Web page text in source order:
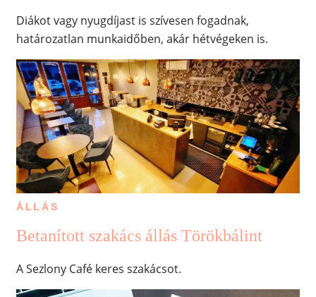
Diákot vagy nyugdíjast is szívesen fogadnak,
határozatlan munkaidőben, akár hétvégeken is.
ÁLLÁS
Betanított szakács állás Törökbálint
A Sezlony Café keres szakácsot.